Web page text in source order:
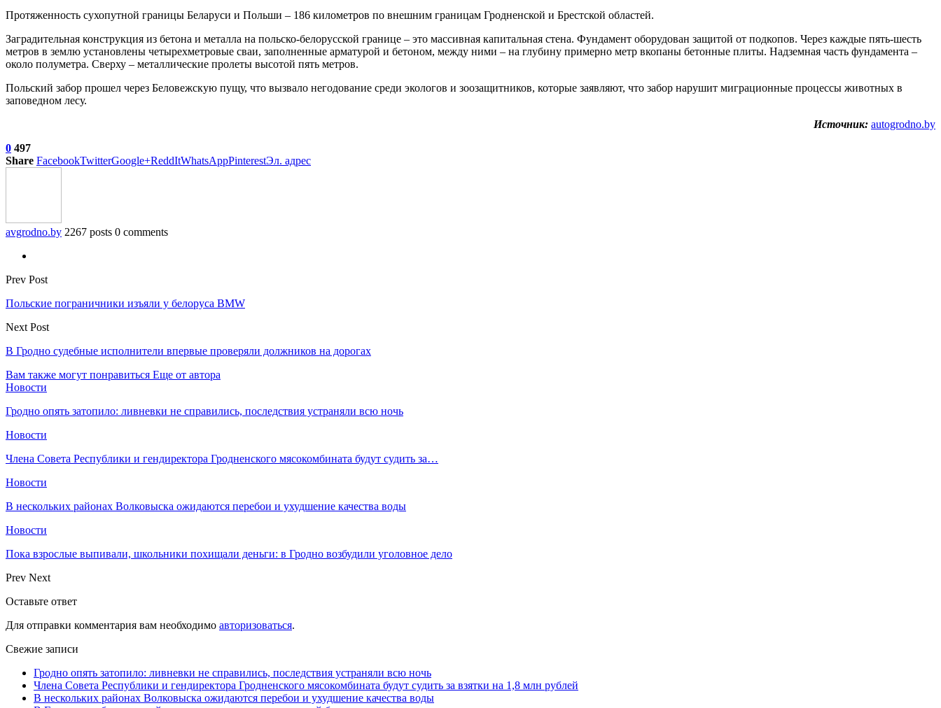
Протяженность сухопутной границы Беларуси и Польши – 186 километров по внешним границам Гродненской и Брестской областей.
Заградительная конструкция из бетона и металла на польско-белорусской границе – это массивная капитальная стена. Фундамент оборудован защитой от подкопов. Через каждые пять-шесть
метров в землю установлены четырехметровые сваи, заполненные арматурой и бетоном, между ними – на глубину примерно метр вкопаны бетонные плиты. Надземная часть фундамента –
около полуметра. Сверху – металлические пролеты высотой пять метров.
Польский забор прошел через Беловежскую пущу, что вызвало негодование среди экологов и зоозащитников, которые заявляют, что забор нарушит миграционные процессы животных в
заповедном лесу.
Источник: autogrodno.by
0 497
Share FacebookTwitterGoogle+ReddItWhatsAppPinterestЭл. адрес
avgrodno.by 2267 posts 0 comments
Prev Post
Польские пограничники изъяли у белоруса BMW
Next Post
В Гродно судебные исполнители впервые проверяли должников на дорогах
Вам также могут понравиться Еще от автора
Новости
Гродно опять затопило: ливневки не справились, последствия устраняли всю ночь
Новости
Члена Совета Республики и гендиректора Гродненского мясокомбината будут судить за…
Новости
В нескольких районах Волковыска ожидаются перебои и ухудшение качества воды
Новости
Пока взрослые выпивали, школьники похищали деньги: в Гродно возбудили уголовное дело
Prev Next
Оставьте ответ
Для отправки комментария вам необходимо авторизоваться.
Свежие записи
Гродно опять затопило: ливневки не справились, последствия устраняли всю ночь
Члена Совета Республики и гендиректора Гродненского мясокомбината будут судить за взятки на 1,8 млн рублей
В нескольких районах Волковыска ожидаются перебои и ухудшение качества воды